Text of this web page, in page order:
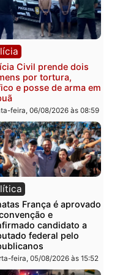
Polícia
Três suspeitos ligados a
facção criminosa são
presos por receptação e
adulteração de veículos
em Porto Velho
quinta-feira, 06/08/2026 às
Polícia
Polícia Civil prende dois
homens por tortura,